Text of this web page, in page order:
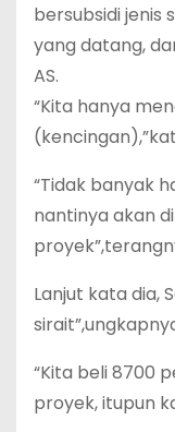
bersubsidi jenis
yang datang,
AS.
“Kita hanya
“Tidak banyak
nantinya akan
Lanjut kata dia,
“Kita beli 8700
proyek, itupun